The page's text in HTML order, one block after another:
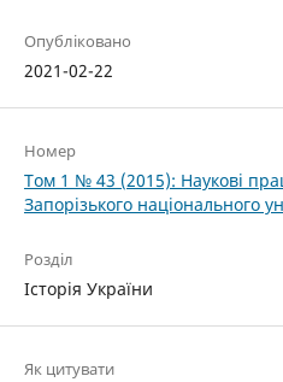
Опубліковано
2021-02-22
Номер
Том 1 № 43 (2015): Наукові
Запорізького національного
Розділ
Історія України
Як цитувати